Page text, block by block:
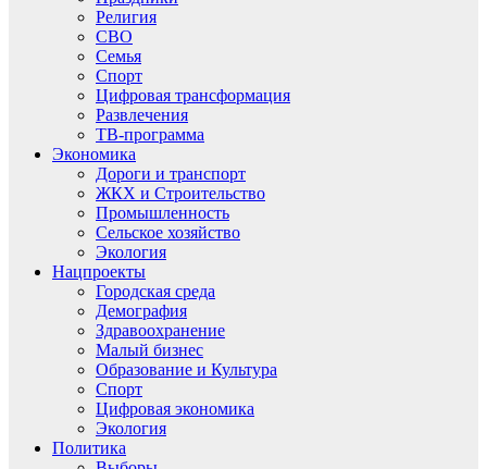
Религия
СВО
Семья
Спорт
Цифровая трансформация
Развлечения
ТВ-программа
Экономика
Дороги и транспорт
ЖКХ и Строительство
Промышленность
Сельское хозяйство
Экология
Нацпроекты
Городская среда
Демография
Здравоохранение
Малый бизнес
Образование и Культура
Спорт
Цифровая экономика
Экология
Политика